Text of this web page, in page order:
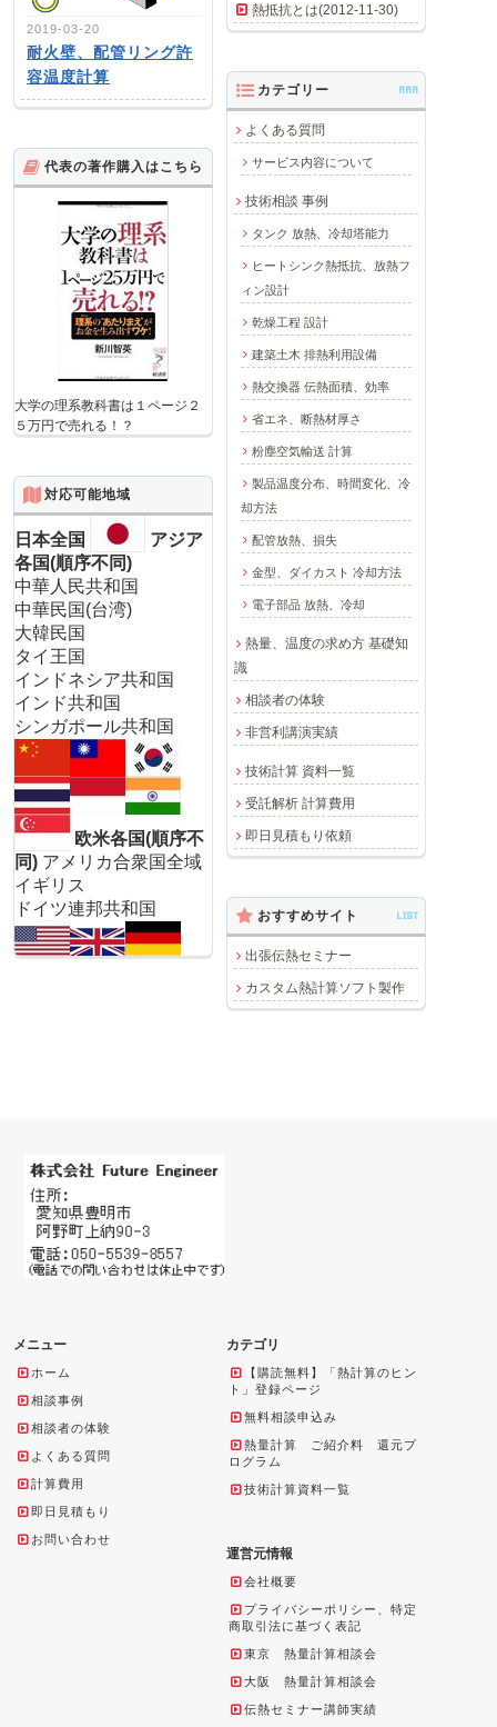
2019-03-20
耐火壁、配管リング許
容温度計算
熱抵抗とは(2012-11-30)
カテゴリー AAA
よくある質問
サービス内容について
技術相談 事例
タンク 放熱、冷却塔能力
ヒートシンク熱抵抗、放熱フ
ィン設計
乾燥工程 設計
建築土木 排熱利用設備
熱交換器 伝熱面積、効率
省エネ、断熱材厚さ
粉塵空気輸送 計算
製品温度分布、時間変化、冷
却方法
配管放熱、損失
金型、ダイカスト 冷却方法
電子部品 放熱、冷却
熱量、温度の求め方 基礎知
識
相談者の体験
非営利講演実績
技術計算 資料一覧
受託解析 計算費用
即日見積もり依頼
代表の著作購入はこちら
大学の理系教科書は１ページ２
５万円で売れる！？
対応可能地域
日本全国
アジア
各国(順序不同)
中華人民共和国
中華民国(台湾)
大韓民国
タイ王国
インドネシア共和国
インド共和国
シンガポール共和国
欧米各国(順序不
同) アメリカ合衆国全域
イギリス
ドイツ連邦共和国
おすすめサイト LIST
出張伝熱セミナー
カスタム熱計算ソフト製作
メニュー
ホーム
相談事例
相談者の体験
よくある質問
計算費用
即日見積もり
お問い合わせ
カテゴリ
【購読無料】「熱計算のヒン
ト」登録ページ
無料相談申込み
熱量計算 ご紹介料 還元プ
ログラム
技術計算資料一覧
運営元情報
会社概要
プライバシーポリシー、特定
商取引法に基づく表記
東京 熱量計算相談会
大阪 熱量計算相談会
伝熱セミナー講師実績